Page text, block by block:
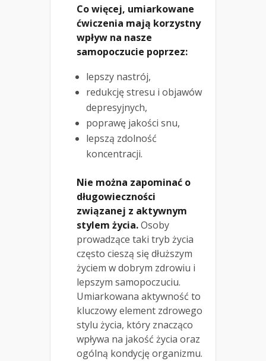
Co więcej, umiarkowane
ćwiczenia mają korzystny
wpływ na nasze
samopoczucie poprzez:
lepszy nastrój,
redukcję stresu i objawów
depresyjnych,
poprawę jakości snu,
lepszą zdolność
koncentracji.
Nie można zapominać o
długowieczności
związanej z aktywnym
stylem życia.Osoby
prowadzące taki tryb życia
często cieszą się dłuższym
życiem w dobrym zdrowiu i
lepszym samopoczuciu.
Umiarkowana aktywność to
kluczowy element zdrowego
stylu życia, który znacząco
wpływa na jakość życia oraz
ogólną kondycję organizmu.